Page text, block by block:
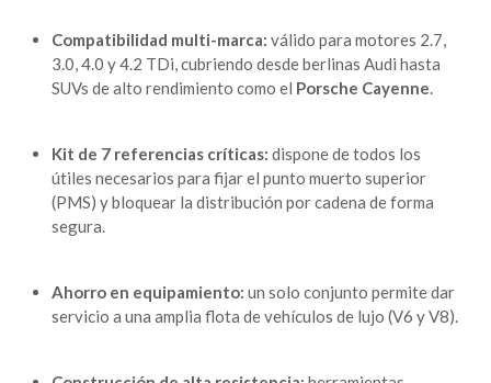
Compatibilidad multi-marca: válido para motores 2.7,
3.0, 4.0 y 4.2 TDi, cubriendo desde berlinas Audi hasta
SUVs de alto rendimiento como el Porsche Cayenne.
Kit de 7 referencias críticas: dispone de todos los
útiles necesarios para fijar el punto muerto superior
(PMS) y bloquear la distribución por cadena de forma
segura.
Ahorro en equipamiento: un solo conjunto permite dar
servicio a una amplia flota de vehículos de lujo (V6 y V8).